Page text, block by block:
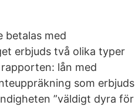
betalas med
erbjuds två olika typer
lån med
som erbjuds
”väldigt dyra för